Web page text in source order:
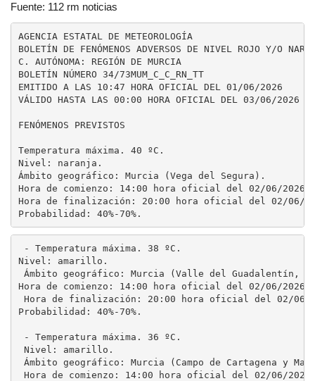
Fuente: 112 rm noticias
AGENCIA ESTATAL DE METEOROLOGÍA
BOLETÍN DE FENÓMENOS ADVERSOS DE NIVEL ROJO Y/O
C. AUTÓNOMA: REGIÓN DE MURCIA
BOLETÍN NÚMERO 34/73MUM_C_C_RN_TT
EMITIDO A LAS 10:47 HORA OFICIAL DEL 01/06/2026
VÁLIDO HASTA LAS 00:00 HORA OFICIAL DEL 03/06/2026
FENÓMENOS PREVISTOS
Temperatura máxima. 40 ºC.
Nivel: naranja.
Ámbito geográfico: Murcia (Vega del Segura).
Hora de comienzo: 14:00 hora oficial del 02/06/2026.
Hora de finalización: 20:00 hora oficial del 02/06/
Probabilidad: 40%-70%.
- Temperatura máxima. 38 ºC.
Nivel: amarillo.
Ámbito geográfico: Murcia (Valle del Guadalentín,
Hora de comienzo: 14:00 hora oficial del 02/06/2026.
Hora de finalización: 20:00 hora oficial del 02/06/
Probabilidad: 40%-70%.
- Temperatura máxima. 36 ºC.
Nivel: amarillo.
Ámbito geográfico: Murcia (Campo de Cartagena y
Hora de comienzo: 14:00 hora oficial del 02/06/